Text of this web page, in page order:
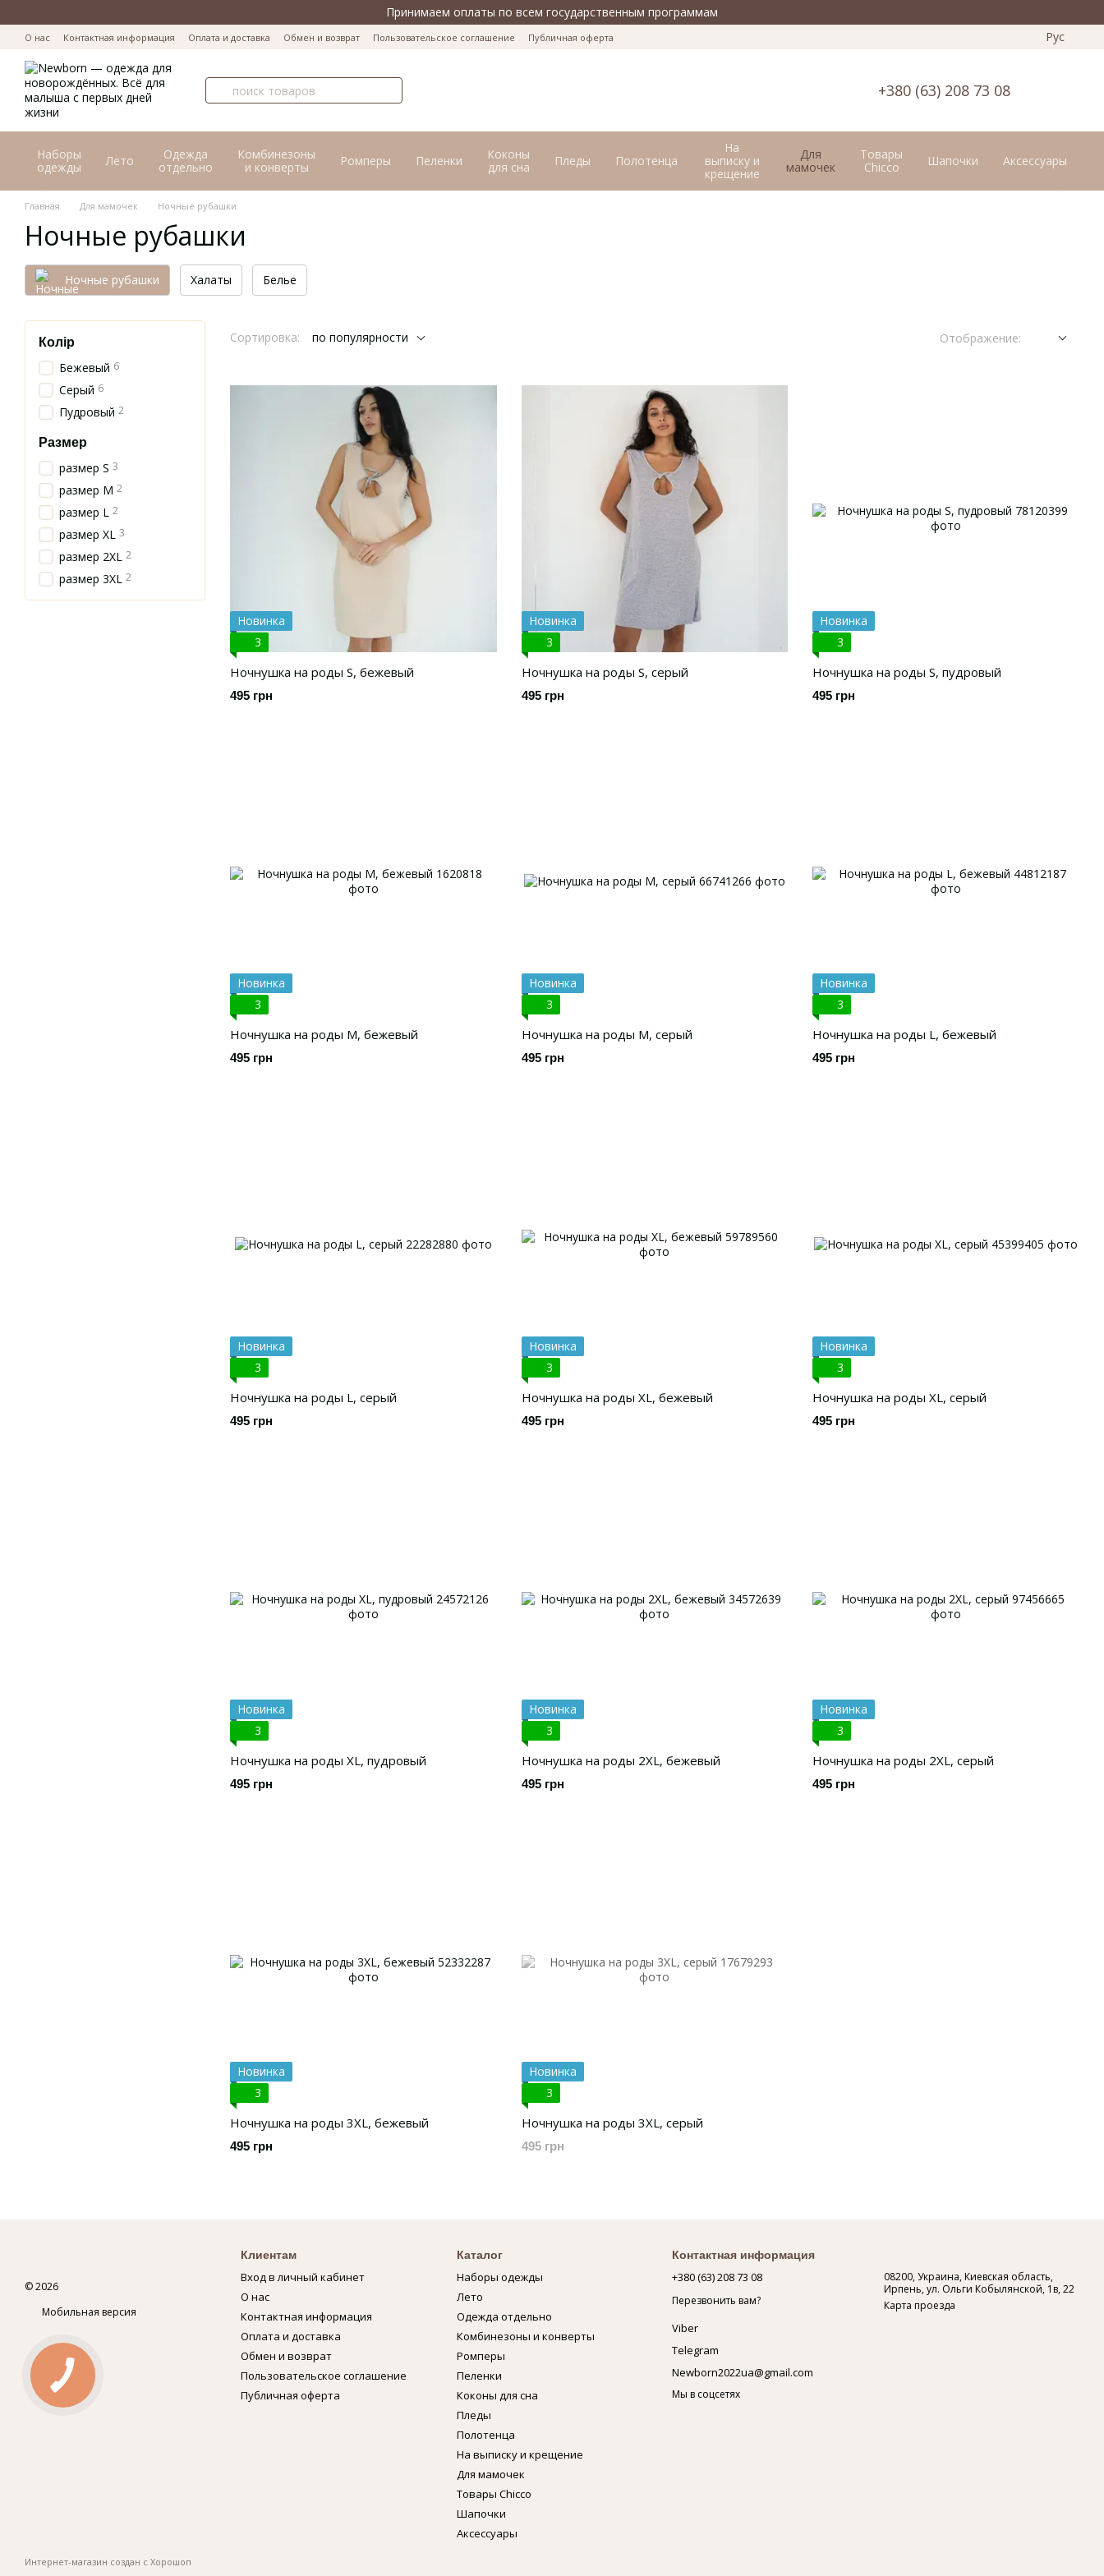
Принимаем оплаты по всем государственным программам
О нас Контактная информация Оплата и доставка Обмен и возврат Пользовательское соглашение Публичная оферта Рус
+380 (63) 208 73 08
Наборы
одежды
Лето
Одежда
отдельно
Комбинезоны
и конверты
Ромперы Пеленки
Коконы
для сна
Пледы Полотенца
На
выписку и
крещение
Для
мамочек
Товары
Chicco
Шапочки Аксессуары
Главная Для мамочек Ночные рубашки
Ночные рубашки
Ночные рубашки Халаты Белье
Сортировка: по популярности Отображение:
Новинка
3
Ночнушка на роды S, бежевый
495 грн
Новинка
3
Ночнушка на роды S, серый
495 грн
Новинка
3
Ночнушка на роды S, пудровый
495 грн
Новинка
3
Ночнушка на роды М, бежевый
495 грн
Новинка
3
Ночнушка на роды М, серый
495 грн
Новинка
3
Ночнушка на роды L, бежевый
495 грн
Новинка
3
Ночнушка на роды L, серый
495 грн
Новинка
3
Ночнушка на роды XL, бежевый
495 грн
Новинка
3
Ночнушка на роды XL, серый
495 грн
Новинка
3
Ночнушка на роды XL, пудровый
495 грн
Новинка
3
Ночнушка на роды 2XL, бежевый
495 грн
Новинка
3
Ночнушка на роды 2XL, серый
495 грн
Новинка
3
Ночнушка на роды 3XL, бежевый
495 грн
Новинка
3
Ночнушка на роды 3XL, серый
495 грн
Колір
Бежевый 6
Серый 6
Пудровый 2
Размер
размер S 3
размер М 2
размер L 2
размер XL 3
размер 2XL 2
размер 3XL 2
© 2026
Мобильная версия
Интернет-магазин создан с Хорошоп
Клиентам
Вход в личный кабинет
О нас
Контактная информация
Оплата и доставка
Обмен и возврат
Пользовательское соглашение
Публичная оферта
Каталог
Наборы одежды
Лето
Одежда отдельно
Комбинезоны и конверты
Ромперы
Пеленки
Коконы для сна
Пледы
Полотенца
На выписку и крещение
Для мамочек
Товары Chicco
Шапочки
Аксессуары
Контактная информация
+380 (63) 208 73 08
Перезвонить вам?
Viber
Telegram
Newborn2022ua@gmail.com
08200, Украина, Киевская область,
Ирпень, ул. Ольги Кобылянской, 1в, 22
Карта проезда
Мы в соцсетях